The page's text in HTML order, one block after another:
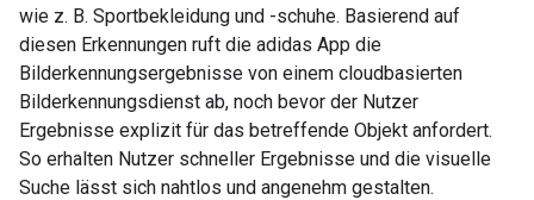
wie z. B. Sportbekleidung und -schuhe. Basierend auf
diesen Erkennungen ruft die adidas App die
Bilderkennungsergebnisse von einem cloudbasierten
Bilderkennungsdienst ab, noch bevor der Nutzer
Ergebnisse explizit für das betreffende Objekt anfordert.
So erhalten Nutzer schneller Ergebnisse und die visuelle
Suche lässt sich nahtlos und angenehm gestalten.